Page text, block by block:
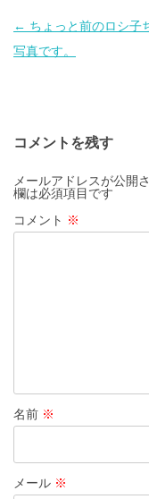
投
稿
ー
シ
ョ
ン
← ちょっと前のロシ子
写真です。
コメントを残す
メールアドレスが公開
欄は必須項目です
コメント ※
名前 ※
メール ※